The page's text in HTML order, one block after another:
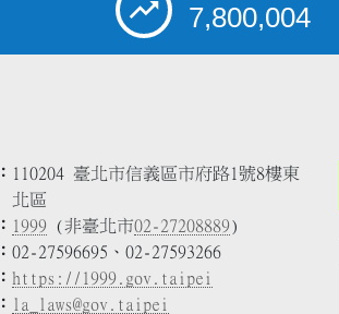
7,800,004
110204 臺北市信義區市府路1號8樓東
北區
1999 (非臺北市02-27208889)
02-27596695、02-27593266
https://1999.gov.taipei
la_laws@gov.taipei